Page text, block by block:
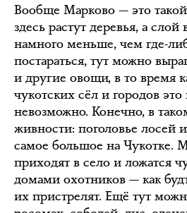
Вообще Марково — это
здесь растут деревья, а
намного меньше, чем где-
постараться, тут можно
и другие овощи, в то время
чукотских сёл и городов это
невозможно. Конечно, в
живности: поголовье лосей
самое большое на Чукотке.
приходят в село и ложатся
домами охотников — как
их пристрелят. Ещё тут